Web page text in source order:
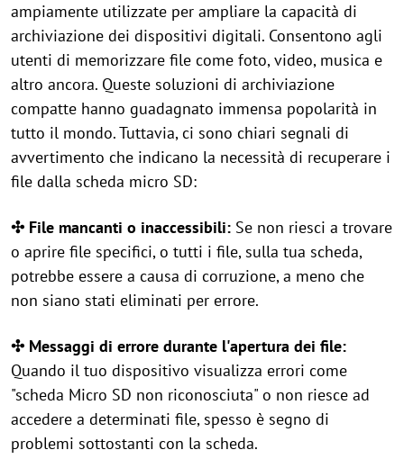
ampiamente utilizzate per ampliare la capacità di
archiviazione dei dispositivi digitali. Consentono agli
utenti di memorizzare file come foto, video, musica e
altro ancora. Queste soluzioni di archiviazione
compatte hanno guadagnato immensa popolarità in
tutto il mondo. Tuttavia, ci sono chiari segnali di
avvertimento che indicano la necessità di recuperare i
file dalla scheda micro SD:
✣ File mancanti o inaccessibili: Se non riesci a trovare
o aprire file specifici, o tutti i file, sulla tua scheda,
potrebbe essere a causa di corruzione, a meno che
non siano stati eliminati per errore.
✣ Messaggi di errore durante l'apertura dei file:
Quando il tuo dispositivo visualizza errori come
"scheda Micro SD non riconosciuta" o non riesce ad
accedere a determinati file, spesso è segno di
problemi sottostanti con la scheda.